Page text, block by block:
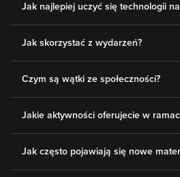
Jak najlepiej uczyć się technologii
Jak skorzystać z wydarzeń?
Czym są wątki ze społeczności?
Jakie aktywności oferujecie w
Jak często pojawiają się nowe